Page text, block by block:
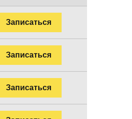
Записаться
Записаться
Записаться